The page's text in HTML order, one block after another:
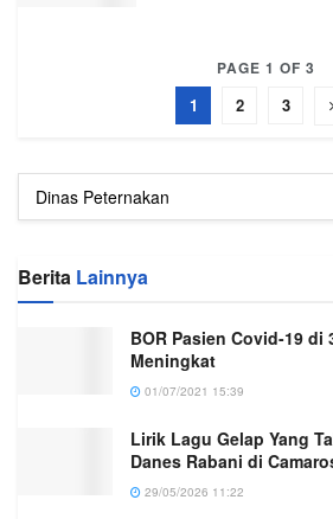
PAGE 1 OF 3
1 2 3
Berita Lainnya
BOR Pasien Covid-19 di
Meningkat
01/07/2021 15:39
Lirik Lagu Gelap Yang
Danes Rabani di
29/05/2026 11:22